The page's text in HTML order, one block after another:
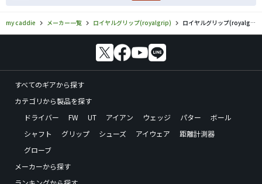
my caddie メーカー一覧 ロイヤルグリップ(royalgrip) ロイヤルグリップ(royalgrip)／ロイヤルグリップのゴルフギアの口コミ評価
すべてのギアから探す
カテゴリから製品を探す
ドライバー
FW UT アイアン ウェッジ パター
ボール
シャフト
グリップ シューズ アイウェア
距離計測器
グローブ
メーカーから探す